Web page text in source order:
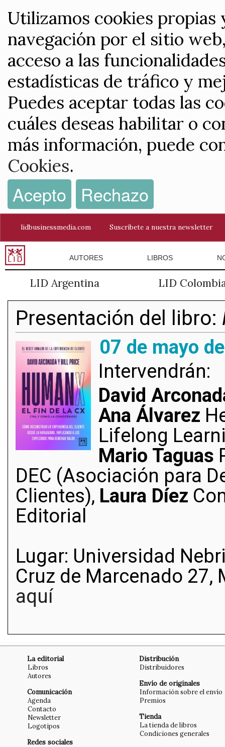
Utilizamos cookies
navegación por el sitio
acceso a las
estadísticas de tráfico y
Puedes aceptar todas las
cuáles deseas habilitar o
más información, puede
Cookies.
Acepto Rechazo
lidbusinessmedia.com Suscríbete a nuestra newsletter
AUTORES LIBROS
LID Argentina LID
Presentación del libro:
07 de mayo
Intervendrán:
David
Ana Álvarez
Lifelong
Mario Taguas
DEC (Asociación para
Clientes), Laura Díez
Editorial
Lugar: Universidad
Cruz de Marcenado 27,
aquí
La editorial
Libros
Autores
Comunicación
Agenda
Contacto
Newsletter
Logotipos
Redes sociales
Distribución
Distribuidores
Envío de originales
Información sobre el envío
Premios
Tienda
La tienda de libros
Condiciones generales